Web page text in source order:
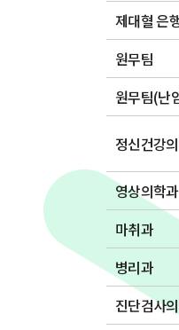
제대혈 은
원무팀
원무팀(난
정신건강
영상의학과
마취과
병리과
진단검사